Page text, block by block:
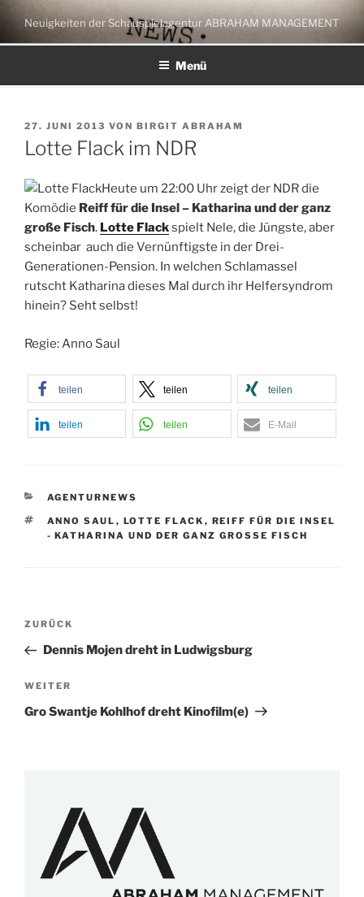
Zum
Inhalt
springen
Neuigkeiten der Schauspielagentur ABRAHAM MANAGEMENT
Menü
VERÖFFENTLICHT
AM
27. JUNI 2013 VON BIRGIT ABRAHAM
Lotte Flack im NDR
Heute um 22:00 Uhr zeigt der NDR die
Komödie Reiff für die Insel – Katharina und der ganz
große Fisch. Lotte Flackspielt Nele, die Jüngste, aber
scheinbar auch die Vernünftigste in der Drei-
Generationen-Pension. In welchen Schlamassel
rutscht Katharina dieses Mal durch ihr Helfersyndrom
hinein? Seht selbst!
Regie: Anno Saul
teilen teilen teilen
teilen teilen E-Mail
KATEGORIEN
AGENTURNEWS
SCHLAGWÖRTER
ANNO SAUL , LOTTE FLACK , REIFF FÜR DIE INSEL
- KATHARINA UND DER GANZ GROSSE FISCH
Beitragsnavigation
Vorheriger
Beitrag
ZURÜCK
Dennis Mojen dreht in Ludwigsburg
Nächster
Beitrag
WEITER
Gro Swantje Kohlhof dreht Kinofilm(e)